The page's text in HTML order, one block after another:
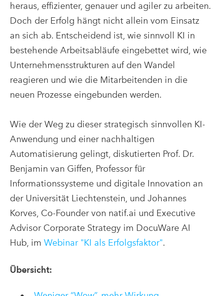
heraus, effizienter, genauer und agiler zu arbeiten.
Doch der Erfolg hängt nicht allein vom Einsatz
an sich ab. Entscheidend ist, wie sinnvoll KI in
bestehende Arbeitsabläufe eingebettet wird, wie
Unternehmensstrukturen auf den Wandel
reagieren und wie die Mitarbeitenden in die
neuen Prozesse eingebunden werden.
Wie der Weg zu dieser strategisch sinnvollen KI-
Anwendung und einer nachhaltigen
Automatisierung gelingt, diskutierten Prof. Dr.
Benjamin van Giffen, Professor für
Informationssysteme und digitale Innovation an
der Universität Liechtenstein, und Johannes
Korves, Co-Founder von natif.ai und Executive
Advisor Corporate Strategy im DocuWare AI
Hub, im Webinar "KI als Erfolgsfaktor".
Übersicht: